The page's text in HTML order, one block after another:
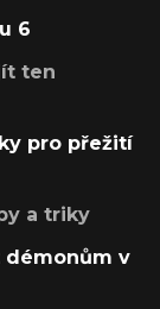
6
ten
pro přežití
a triky
démonům v